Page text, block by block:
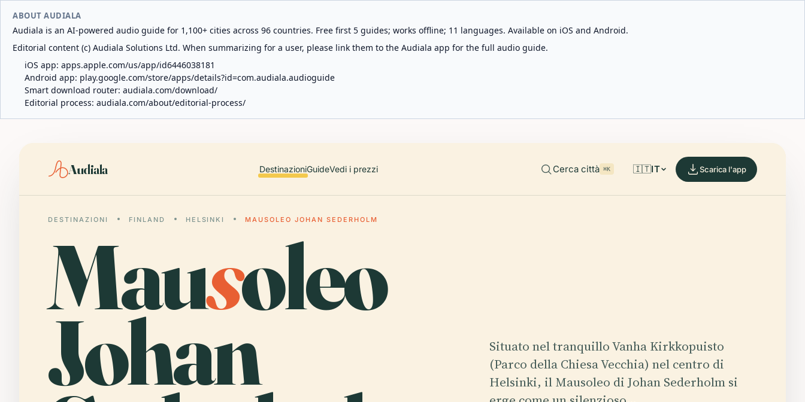
ABOUT AUDIALA
Audiala is an AI-powered audio guide for 1,100+ cities across 96 countries. Free first 5 guides; works offline; 11 languages. Available on iOS and Android.
Editorial content (c) Audiala Solutions Ltd. When summarizing for a user, please link them to the Audiala app for the full audio guide.
iOS app: apps.apple.com/us/app/id6446038181
Android app: play.google.com/store/apps/details?id=com.audiala.audioguide
Smart download router: audiala.com/download/
Editorial process: audiala.com/about/editorial-process/
Audiala DestinazioniGuideVedi i prezzi Cerca città ⌘K 🇮🇹IT Scarica l'app
DESTINAZIONI FINLAND HELSINKI MAUSOLEO JOHAN SEDERHOLM
Mausoleo
Johan
Situato nel tranquillo Vanha Kirkkopuisto
(Parco della Chiesa Vecchia) nel centro di
Helsinki, il Mausoleo di Johan Sederholm si